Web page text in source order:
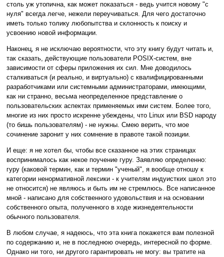
столь уж утопична, как может показаться - ведь учится новому "с
нуля" всегда легче, нежели переучиваться. Для чего достаточно
иметь только толику любопытства и склонность к поиску и
усвоению новой информации.
Наконец, я не исключаю вероятности, что эту книгу будут читать и,
так сказать, действующие пользователи POSIX-систем, вне
зависимости от сферы приложения их сил. Мне доводилось
сталкиваться (и реально, и виртуально) с квалифицированными
разработчиками или системными администраторами, имеющими,
как ни странно, весьма неопределенное представление о
пользовательских аспектах применяемых ими систем. Более того,
многие из них просто искренне убеждены, что Linux или BSD народу
(то бишь пользователям) - не нужны. Смею верить, что мое
сочинение заронит у них сомнение в правоте такой позиции.
И еще: я не хотел бы, чтобы все сказанное на этих страницах
воспринималось как некое поучение гуру. Заявляю определенно:
гуру (каковой термин, как и термин "ученый", я вообще отношу к
категории ненормативной лексики - к учителям индуистких школ это
не относится) не являюсь и быть им не стремлюсь. Все написанное
мной - написано для собственного удовольствия и на основании
собственного опыта, полученного в ходе жизнедеятельности
обычного пользователя.
В любом случае, я надеюсь, что эта книга покажется вам полезной
по содержанию и, не в последнюю очередь, интересной по форме.
Однако ни того, ни другого гарантировать не могу: вы тратите на